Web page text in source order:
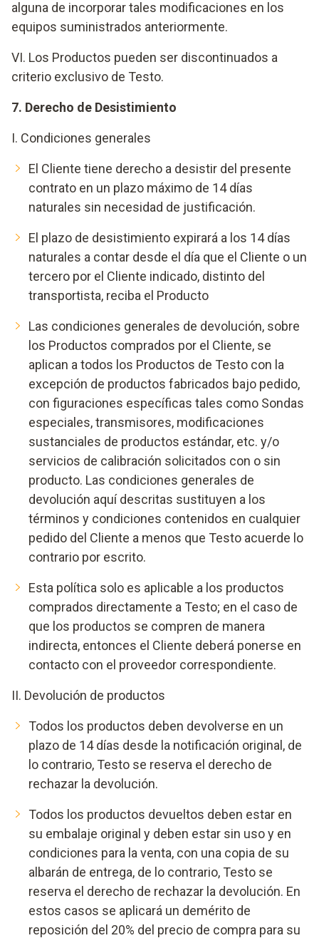
alguna de incorporar tales modificaciones en los
equipos suministrados anteriormente.
VI. Los Productos pueden ser discontinuados a
criterio exclusivo de Testo.
7. Derecho de Desistimiento
I. Condiciones generales
El Cliente tiene derecho a desistir del presente
contrato en un plazo máximo de 14 días
naturales sin necesidad de justificación.
El plazo de desistimiento expirará a los 14 días
naturales a contar desde el día que el Cliente o un
tercero por el Cliente indicado, distinto del
transportista, reciba el Producto
Las condiciones generales de devolución, sobre
los Productos comprados por el Cliente, se
aplican a todos los Productos de Testo con la
excepción de productos fabricados bajo pedido,
con figuraciones específicas tales como Sondas
especiales, transmisores, modificaciones
sustanciales de productos estándar, etc. y/o
servicios de calibración solicitados con o sin
producto. Las condiciones generales de
devolución aquí descritas sustituyen a los
términos y condiciones contenidos en cualquier
pedido del Cliente a menos que Testo acuerde lo
contrario por escrito.
Esta política solo es aplicable a los productos
comprados directamente a Testo; en el caso de
que los productos se compren de manera
indirecta, entonces el Cliente deberá ponerse en
contacto con el proveedor correspondiente.
II. Devolución de productos
Todos los productos deben devolverse en un
plazo de 14 días desde la notificación original, de
lo contrario, Testo se reserva el derecho de
rechazar la devolución.
Todos los productos devueltos deben estar en
su embalaje original y deben estar sin uso y en
condiciones para la venta, con una copia de su
albarán de entrega, de lo contrario, Testo se
reserva el derecho de rechazar la devolución. En
estos casos se aplicará un demérito de
reposición del 20% del precio de compra para su